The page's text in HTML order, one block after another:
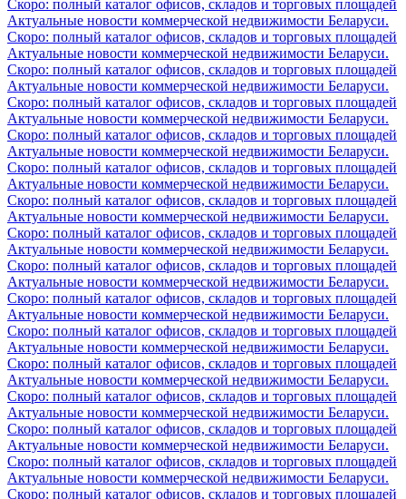
Скоро: полный каталог офисов, складов и торговых площадей
Актуальные новости коммерческой недвижимости Беларуси.
Скоро: полный каталог офисов, складов и торговых площадей
Актуальные новости коммерческой недвижимости Беларуси.
Скоро: полный каталог офисов, складов и торговых площадей
Актуальные новости коммерческой недвижимости Беларуси.
Скоро: полный каталог офисов, складов и торговых площадей
Актуальные новости коммерческой недвижимости Беларуси.
Скоро: полный каталог офисов, складов и торговых площадей
Актуальные новости коммерческой недвижимости Беларуси.
Скоро: полный каталог офисов, складов и торговых площадей
Актуальные новости коммерческой недвижимости Беларуси.
Скоро: полный каталог офисов, складов и торговых площадей
Актуальные новости коммерческой недвижимости Беларуси.
Скоро: полный каталог офисов, складов и торговых площадей
Актуальные новости коммерческой недвижимости Беларуси.
Скоро: полный каталог офисов, складов и торговых площадей
Актуальные новости коммерческой недвижимости Беларуси.
Скоро: полный каталог офисов, складов и торговых площадей
Актуальные новости коммерческой недвижимости Беларуси.
Скоро: полный каталог офисов, складов и торговых площадей
Актуальные новости коммерческой недвижимости Беларуси.
Скоро: полный каталог офисов, складов и торговых площадей
Актуальные новости коммерческой недвижимости Беларуси.
Скоро: полный каталог офисов, складов и торговых площадей
Актуальные новости коммерческой недвижимости Беларуси.
Скоро: полный каталог офисов, складов и торговых площадей
Актуальные новости коммерческой недвижимости Беларуси.
Скоро: полный каталог офисов, складов и торговых площадей
Актуальные новости коммерческой недвижимости Беларуси.
Скоро: полный каталог офисов, складов и торговых площадей